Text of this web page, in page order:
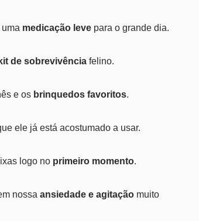
medicação levepara o grande dia.
kit de sobrevivênciafelino.
e os brinquedos favoritos.
ele já está acostumado a usar.
logo no primeiro momento.
nossa ansiedade e agitaçãomuito